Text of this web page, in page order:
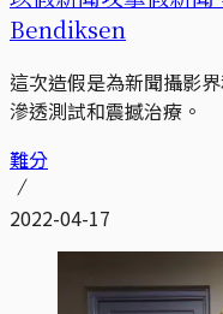
Bendiksen
這次造假是為新聞攝影
滲透測試和震撼治療。
難分
2022-04-17